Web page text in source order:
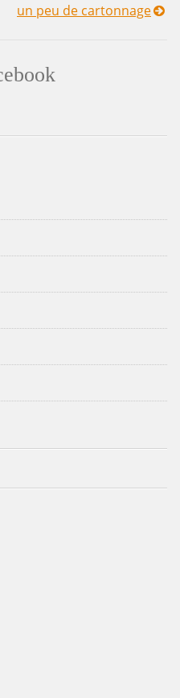
un peu de cartonnage